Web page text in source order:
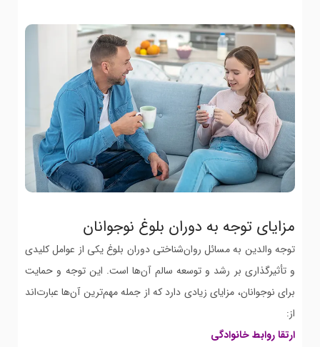
مزایای توجه به دوران بلوغ نوجوانان
توجه والدین به مسائل روان‌شناختی دوران بلوغ یکی از عوامل کلیدی
و تأثیرگذاری بر رشد و توسعه سالم آن‌ها است. این توجه و حمایت
برای نوجوانان، مزایای زیادی دارد که از جمله مهم‌ترین آن‌ها عبارت‌اند
از:
ارتقا روابط خانوادگی